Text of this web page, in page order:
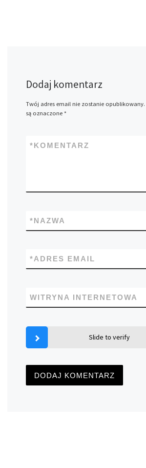
Dodaj komentarz
Twój adres email nie zostanie opublikowany.
są oznaczone *
KOMENTARZ
*
NAZWA
*
ADRES EMAIL
*
WITRYNA INTERNETOWA
Slide to verify